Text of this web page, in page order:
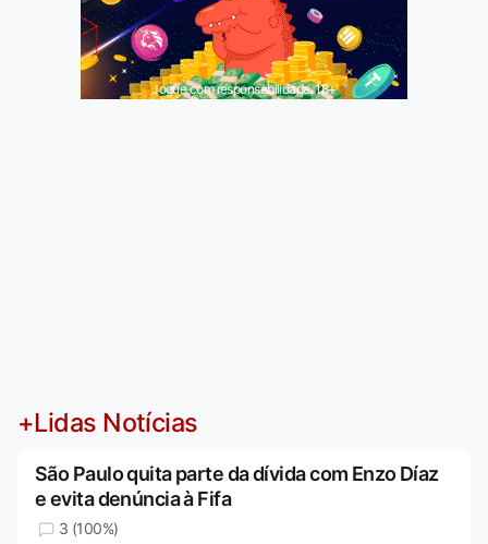
Jogue com responsabilidade. 18+
+Lidas Notícias
São Paulo quita parte da dívida com Enzo Díaz
e evita denúncia à Fifa
3 (100%)